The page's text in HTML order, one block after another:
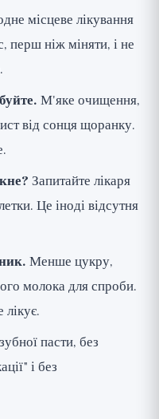
місцеве лікування
перш ніж міняти, і не
М'яке очищення,
від сонця щоранку.
Запитайте лікаря
Це іноді відсутня
Менше цукру,
молока для спроби.
пасти, без
і без